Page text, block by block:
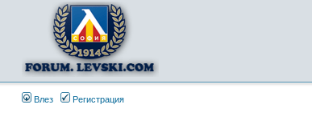
Влез Регистрация